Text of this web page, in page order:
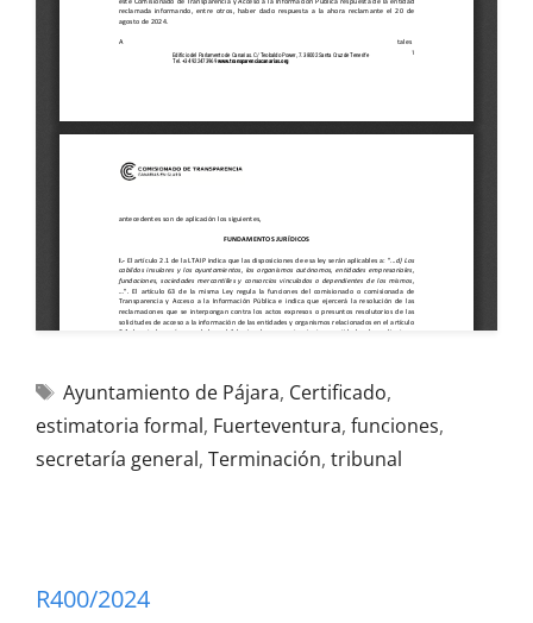
Ayuntamiento de Pájara, Certificado,
estimatoria formal, Fuerteventura, funciones,
secretaría general, Terminación, tribunal
R400/2024